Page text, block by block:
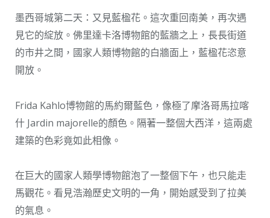
墨西哥城第二天：又見藍楹花。這次重回南美，再次遇
見它的綻放。佛里達卡洛博物館的藍牆之上，長長街道
的市井之間，國家人類博物館的白牆面上，藍楹花恣意
開放。
Frida Kahlo博物館的馬約爾藍色，像極了摩洛哥馬拉喀
什 Jardin majorelle的顏色。隔著一整個大西洋，這兩處
建築的色彩竟如此相像。
在巨大的國家人類學博物館泡了一整個下午，也只能走
馬觀花。看見浩瀚歷史文明的一角，開始感受到了拉美
的氣息。